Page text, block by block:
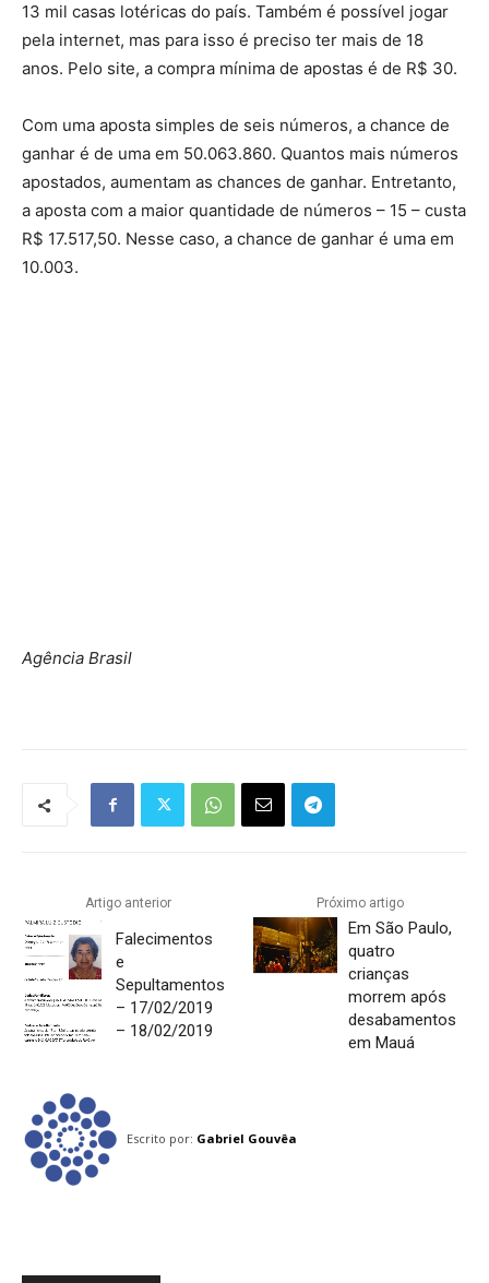
13 mil casas lotéricas do país. Também é possível jogar
pela internet, mas para isso é preciso ter mais de 18
anos. Pelo site, a compra mínima de apostas é de R$ 30.
Com uma aposta simples de seis números, a chance de
ganhar é de uma em 50.063.860. Quantos mais números
apostados, aumentam as chances de ganhar. Entretanto,
a aposta com a maior quantidade de números – 15 – custa
R$ 17.517,50. Nesse caso, a chance de ganhar é uma em
10.003.
Agência Brasil
Artigo anterior
Falecimentos
e
Sepultamentos
– 17/02/2019
– 18/02/2019
Próximo artigo
Em São Paulo,
quatro
crianças
morrem após
desabamentos
em Mauá
Escrito por: Gabriel Gouvêa